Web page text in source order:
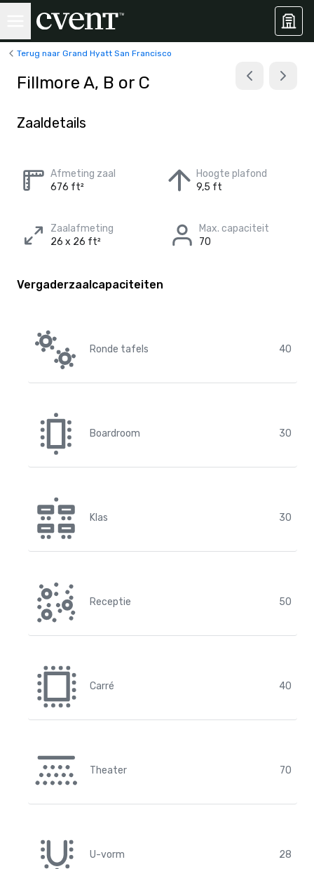
Terug naar Grand Hyatt San Francisco
Fillmore A, B or C
Zaaldetails
Afmeting zaal
676 ft²
Hoogte plafond
9,5 ft
Zaalafmeting
26 x 26 ft²
Max. capaciteit
70
Vergaderzaalcapaciteiten
Ronde tafels 40
Boardroom 30
Klas 30
Receptie 50
Carré 40
Theater 70
U-vorm 28